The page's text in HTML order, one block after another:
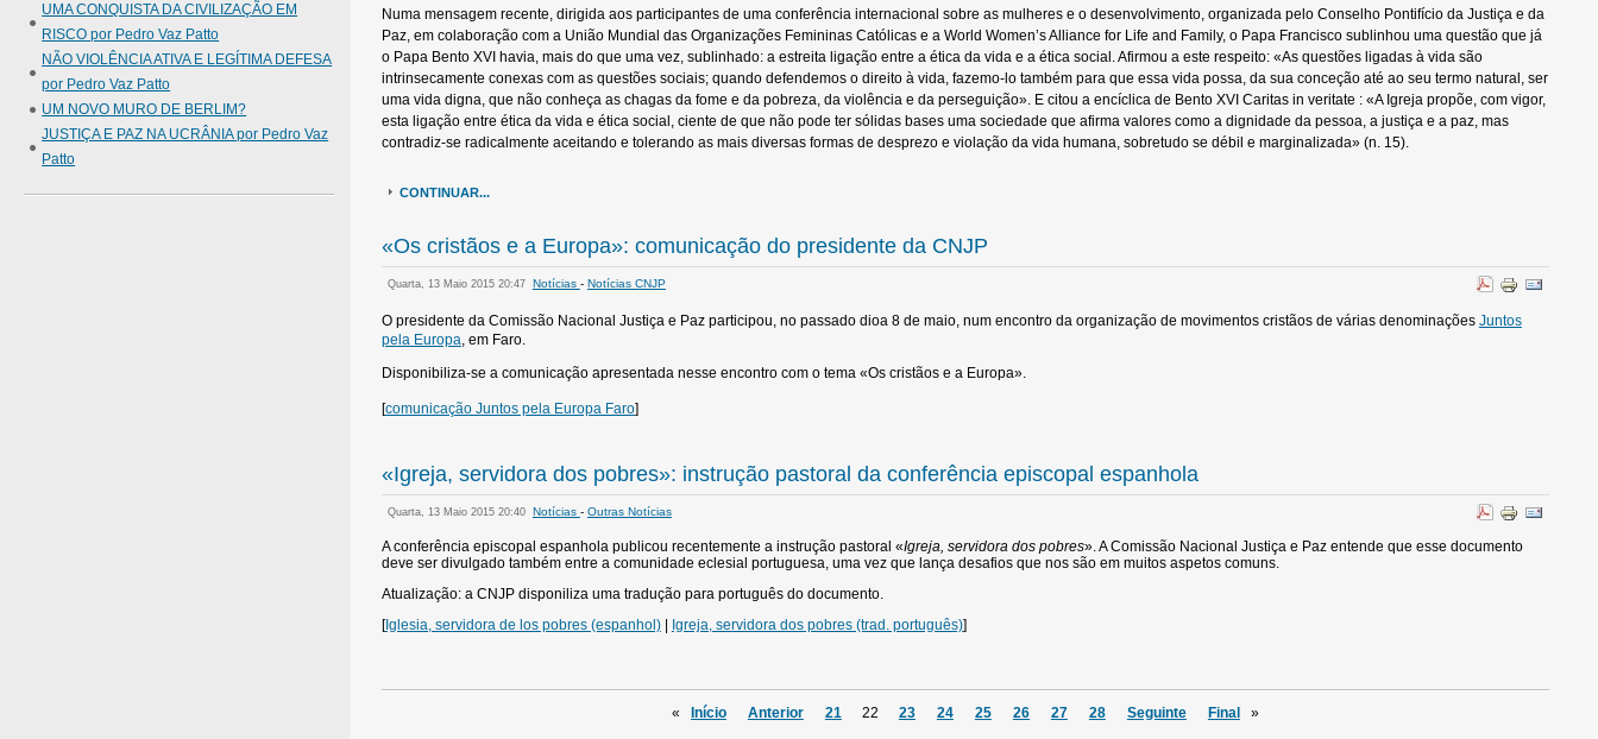
Numa mensagem recente, dirigida aos participantes de uma conferência internacional sobre as mulheres e o desenvolvimento, organizada pelo Conselho Pontifício da Justiça e da
Paz, em colaboração com a União Mundial das Organizações Femininas Católicas e a World Women’s Alliance for Life and Family, o Papa Francisco sublinhou uma questão que já
o Papa Bento XVI havia, mais do que uma vez, sublinhado: a estreita ligação entre a ética da vida e a ética social. Afirmou a este respeito: «As questões ligadas à vida são
intrinsecamente conexas com as questões sociais; quando defendemos o direito à vida, fazemo-lo também para que essa vida possa, da sua conceção até ao seu termo natural, ser
uma vida digna, que não conheça as chagas da fome e da pobreza, da violência e da perseguição». E citou a encíclica de Bento XVI Caritas in veritate : «A Igreja propõe, com vigor,
esta ligação entre ética da vida e ética social, ciente de que não pode ter sólidas bases uma sociedade que afirma valores como a dignidade da pessoa, a justiça e a paz, mas
contradiz-se radicalmente aceitando e tolerando as mais diversas formas de desprezo e violação da vida humana, sobretudo se débil e marginalizada» (n. 15).
CONTINUAR...
«Os cristãos e a Europa»: comunicação do presidente da CNJP
Quarta, 13 Maio 2015 20:47 Notícias - Notícias CNJP
O presidente da Comissão Nacional Justiça e Paz participou, no passado dioa 8 de maio, num encontro da organização de movimentos cristãos de várias denominações Juntos
pela Europa, em Faro.
Disponibiliza-se a comunicação apresentada nesse encontro com o tema «Os cristãos e a Europa».
[comunicação Juntos pela Europa Faro]
«Igreja, servidora dos pobres»: instrução pastoral da conferência episcopal espanhola
Quarta, 13 Maio 2015 20:40 Notícias - Outras Notícias
A conferência episcopal espanhola publicou recentemente a instrução pastoral «Igreja, servidora dos pobres». A Comissão Nacional Justiça e Paz entende que esse documento
deve ser divulgado também entre a comunidade eclesial portuguesa, uma vez que lança desafios que nos são em muitos aspetos comuns.
Atualização: a CNJP disponiliza uma tradução para português do documento.
[Iglesia, servidora de los pobres (espanhol)| Igreja, servidora dos pobres (trad. português)]
« Início Anterior 21 22 23 24 25 26 27 28 Seguinte Final »
UMA CONQUISTA DA CIVILIZAÇÃO EM
RISCO por Pedro Vaz Patto
NÃO VIOLÊNCIA ATIVA E LEGÍTIMA DEFESA
por Pedro Vaz Patto
UM NOVO MURO DE BERLIM?
JUSTIÇA E PAZ NA UCRÂNIA por Pedro Vaz
Patto